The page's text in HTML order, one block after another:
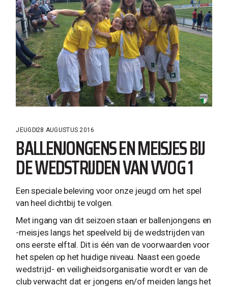
JEUGD28 AUGUSTUS 2016
BALLENJONGENS EN MEISJES BIJ
DE WEDSTRIJDEN VAN VVOG 1
Een speciale beleving voor onze jeugd om het spel
van heel dichtbij te volgen.
Met ingang van dit seizoen staan er ballenjongens en
-meisjes langs het speelveld bij de wedstrijden van
ons eerste elftal. Dit is één van de voorwaarden voor
het spelen op het huidige niveau. Naast een goede
wedstrijd- en veiligheidsorganisatie wordt er van de
club verwacht dat er jongens en/of meiden langs het